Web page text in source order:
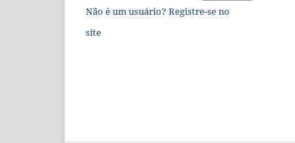
Não é um usuário? Registre-se no
site